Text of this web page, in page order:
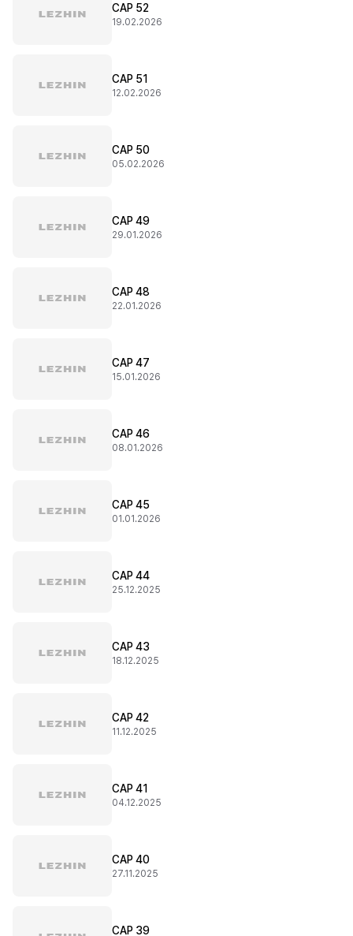
CAP 52
19.02.2026
CAP 51
12.02.2026
CAP 50
05.02.2026
CAP 49
29.01.2026
CAP 48
22.01.2026
CAP 47
15.01.2026
CAP 46
08.01.2026
CAP 45
01.01.2026
CAP 44
25.12.2025
CAP 43
18.12.2025
CAP 42
11.12.2025
CAP 41
04.12.2025
CAP 40
27.11.2025
CAP 39